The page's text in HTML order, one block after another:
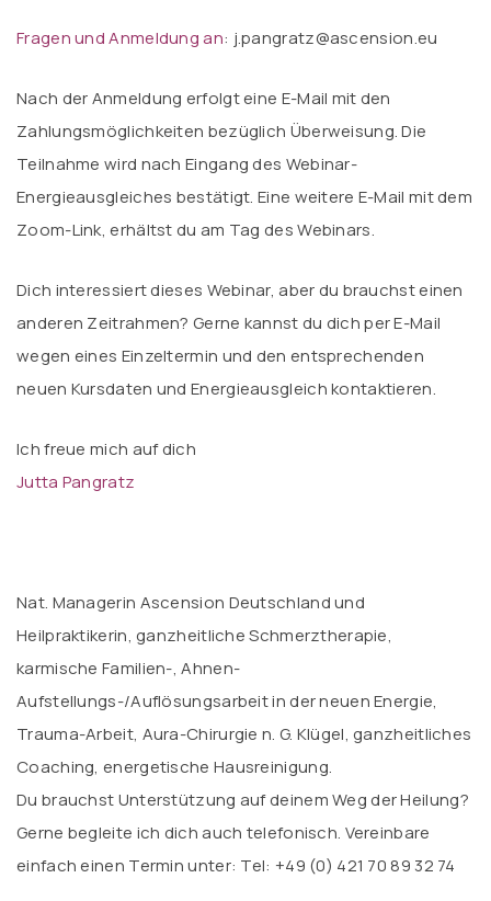
Fragen und Anmeldung an: j.pangratz@ascension.eu
Nach der Anmeldung erfolgt eine E-Mail mit den
Zahlungsmöglichkeiten bezüglich Überweisung. Die
Teilnahme wird nach Eingang des Webinar-
Energieausgleiches bestätigt. Eine weitere E-Mail mit dem
Zoom-Link, erhältst du am Tag des Webinars.
Dich interessiert dieses Webinar, aber du brauchst einen
anderen Zeitrahmen? Gerne kannst du dich per E-Mail
wegen eines Einzeltermin und den entsprechenden
neuen Kursdaten und Energieausgleich kontaktieren.
Ich freue mich auf dich
Jutta Pangratz
Nat. Managerin Ascension Deutschland und
Heilpraktikerin, ganzheitliche Schmerztherapie,
karmische Familien-, Ahnen-
Aufstellungs-/Auflösungsarbeit in der neuen Energie,
Trauma-Arbeit, Aura-Chirurgie n. G. Klügel, ganzheitliches
Coaching, energetische Hausreinigung.
Du brauchst Unterstützung auf deinem Weg der Heilung?
Gerne begleite ich dich auch telefonisch. Vereinbare
einfach einen Termin unter: Tel: +49 (0) 421 70 89 32 74